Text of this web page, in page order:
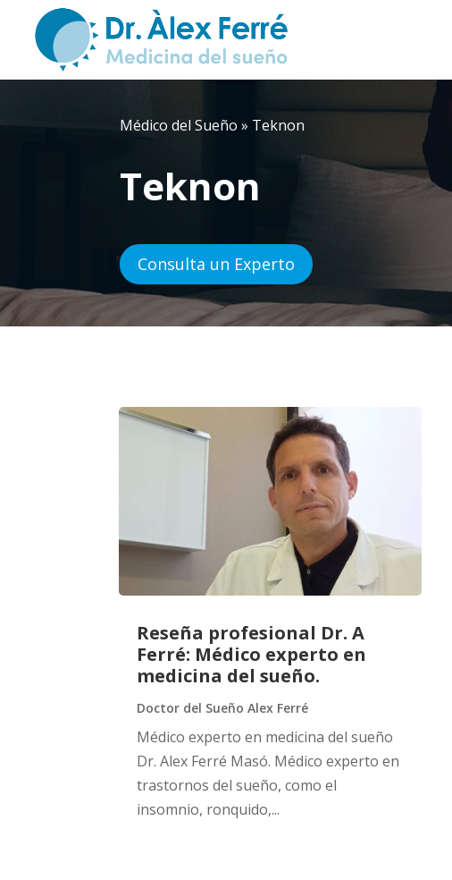
Médico del Sueño » Teknon
Teknon
Consulta un Experto
Reseña profesional Dr. A
Ferré: Médico experto en
medicina del sueño.
Doctor del Sueño Alex Ferré
Médico experto en medicina del sueño
Dr. Alex Ferré Masó. Médico experto en
trastornos del sueño, como el
insomnio, ronquido,...